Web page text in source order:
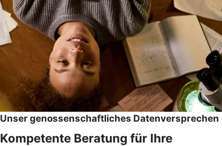
Unser genossenschaftliches Datenversprechen
Kompetente Beratung für Ihre